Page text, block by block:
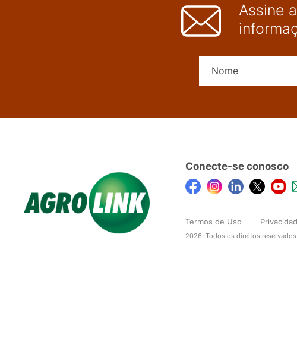
Assine
Conecte-se conosco
Termos de Uso
2026, Todos os direitos reservados